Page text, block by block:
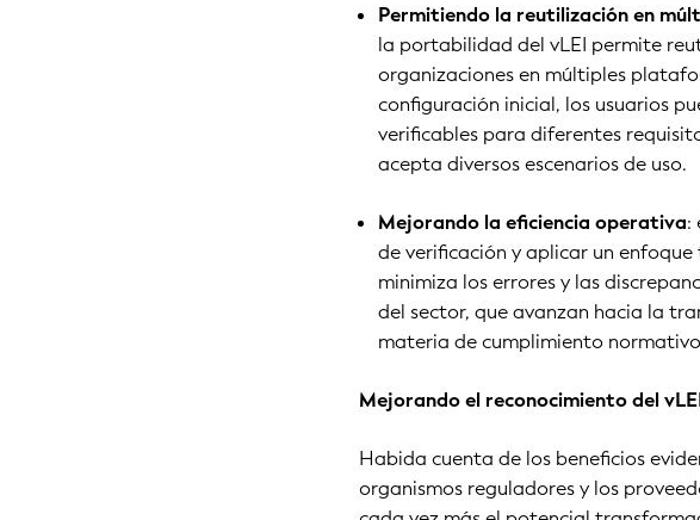
Permitiendo la reutilización en
la portabilidad del vLEI permite
organizaciones en múltiples
configuración inicial, los usuarios
verificables para diferentes
acepta diversos escenarios de uso.
Mejorando la eficiencia operativa:
de verificación y aplicar un
minimiza los errores y las
del sector, que avanzan hacia la
materia de cumplimiento
Mejorando el reconocimiento del
Habida cuenta de los beneficios
organismos reguladores y los